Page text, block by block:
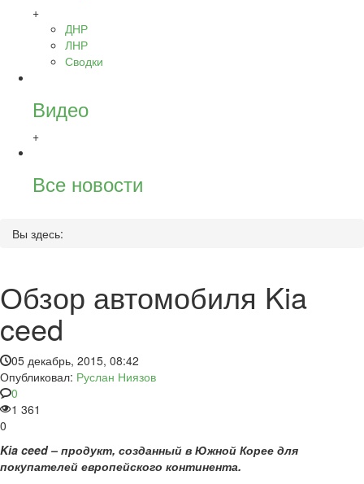
+
ДНР
ЛНР
Сводки
Видео
+
Все новости
Вы здесь:
Обзор автомобиля Kia
ceed
05 декабрь, 2015, 08:42
Опубликовал: Руслан Ниязов
0
1 361
0
Kia ceed – продукт, созданный в Южной Корее для
покупателей европейского континента.